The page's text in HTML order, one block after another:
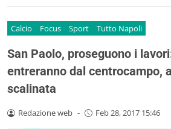
Calcio Focus Sport Tutto Napoli
San Paolo, proseguono i
entreranno dal centrocampo,
scalinata
Redazione web - Feb 28, 2017 15:46